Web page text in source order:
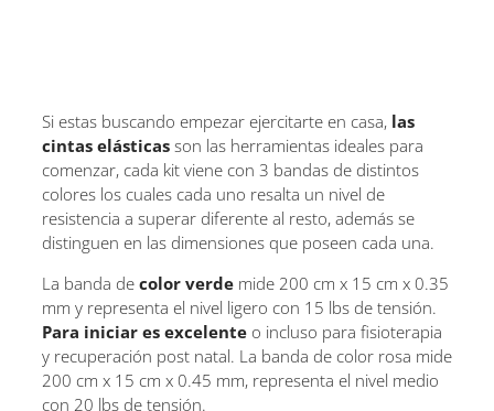
Si estas buscando empezar ejercitarte en casa, las
cintas elásticas son las herramientas ideales para
comenzar, cada kit viene con 3 bandas de distintos
colores los cuales cada uno resalta un nivel de
resistencia a superar diferente al resto, además se
distinguen en las dimensiones que poseen cada una.
La banda de color verde mide 200 cm x 15 cm x 0.35
mm y representa el nivel ligero con 15 lbs de tensión.
Para iniciar es excelente o incluso para fisioterapia
y recuperación post natal. La banda de color rosa mide
200 cm x 15 cm x 0.45 mm, representa el nivel medio
con 20 lbs de tensión.